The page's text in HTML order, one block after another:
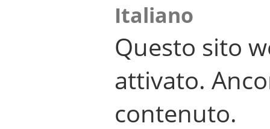
Italiano
Questo sito
attivato.
contenuto.